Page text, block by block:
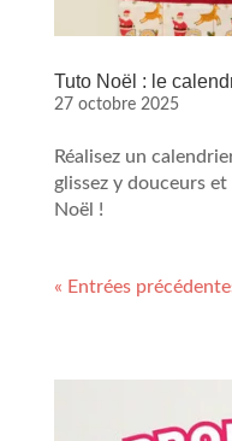
Tuto Noël : le
27 octobre 2025
Réalisez un
glissez y douceurs
Noël !
« Entrées